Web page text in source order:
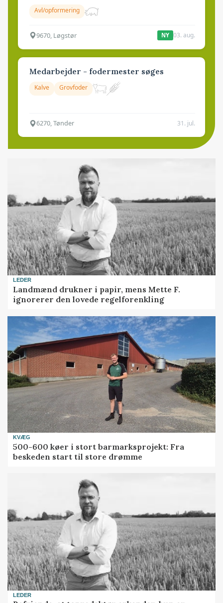
Avl/opformering
9670, Løgstør NY 03. aug.
Medarbejder - fodermester søges
Kalve Grovfoder
6270, Tønder 31. jul.
LEDER
Landmænd drukner i papir, mens Mette F.
ignorerer den lovede regelforenkling
KVÆG
500-600 køer i stort barmarksprojekt: Fra
beskeden start til store drømme
LEDER